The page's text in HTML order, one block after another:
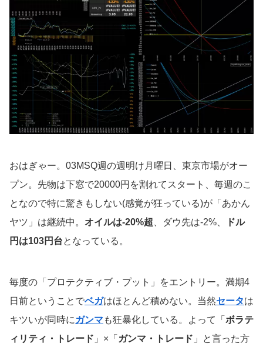
おはぎゃー。03MSQ週の週明け月曜日、東京市場がオー
プン。先物は下窓で20000円を割れてスタート、毎週のこ
となので特に驚きもしない(感覚が狂っている)が「あかん
ヤツ」は継続中。 オイルは-20%超 、ダウ先は-2%、
ドル
円は103円台となっている。
毎度の「プロテクティブ・プット」をエントリー。満期4
日前ということでベガはほとんど積めない。当然セータは
キツいが同時に ガンマ も狂暴化している。よって「 ボラテ
ィリティ・トレード 」×「 ガンマ・トレード 」と言った方